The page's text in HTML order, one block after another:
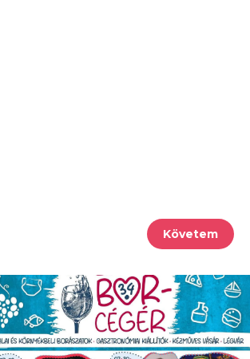
Követem